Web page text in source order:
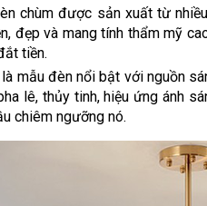
chùm được sản xuất từ
đẹp và mang tính thẩm mỹ
tiền.
mẫu đèn nổi bật với nguồn
lê, thủy tinh, hiệu ứng ánh
chiêm ngưỡng nó.